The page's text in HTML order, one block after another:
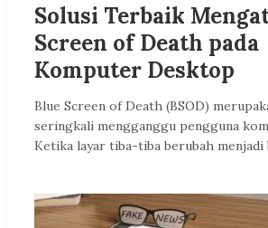
Solusi Terbaik
Screen of Death pada
Komputer Desktop
Blue Screen of Death (BSOD)
seringkali mengganggu pengguna
Ketika layar tiba-tiba berubah